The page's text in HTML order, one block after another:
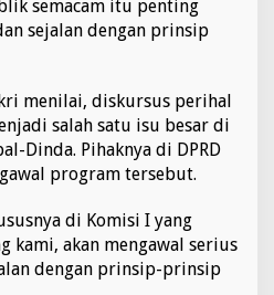
semacam itu penting
sejalan dengan prinsip
menilai, diskursus perihal
salah satu isu besar di
Dinda. Pihaknya di DPRD
program tersebut.
di Komisi I yang
kami, akan mengawal serius
dengan prinsip-prinsip